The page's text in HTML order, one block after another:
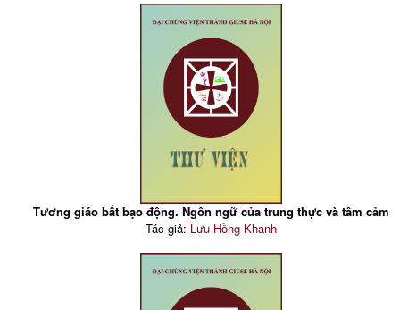
Tương giáo bất bạo động. Ngôn ngữ của trung thực và tâm cảm
Tác giả: Lưu Hồng Khanh